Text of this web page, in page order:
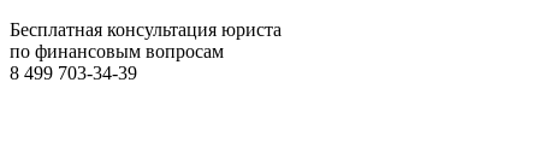
Бесплатная консультация юриста
по финансовым вопросам
8 499 703-34-39